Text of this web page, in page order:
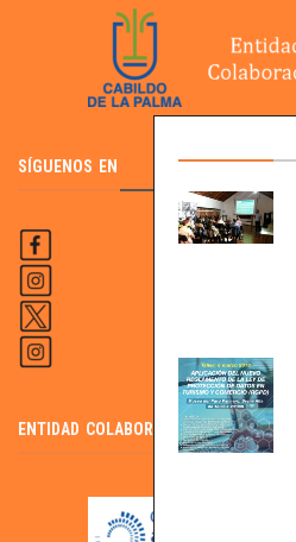
SÍGUENOS EN
ENTIDAD COLABORADORA DEL SCE